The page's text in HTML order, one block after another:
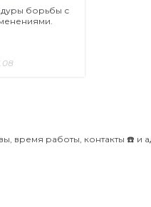
борьбы с
время работы, контакты ☎️ и